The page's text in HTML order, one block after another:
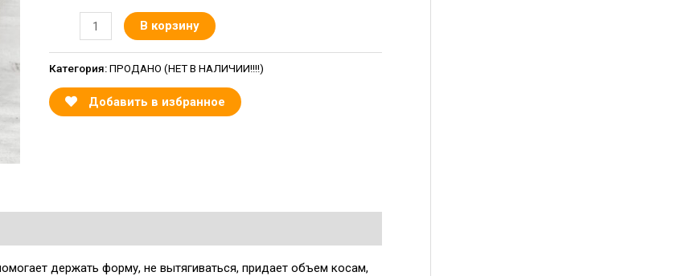
В корзину
Категория:ПРОДАНО (НЕТ В НАЛИЧИИ!!!!)
Добавить в избранное
держать форму, не вытягиваться, придает объем косам,